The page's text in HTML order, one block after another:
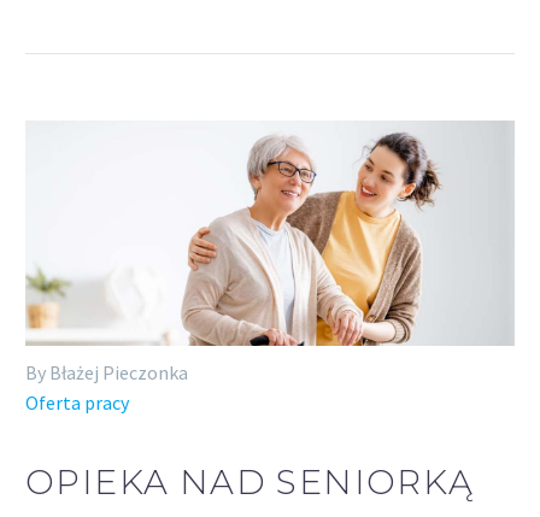
By Błażej Pieczonka
Oferta pracy
OPIEKA NAD SENIORKĄ